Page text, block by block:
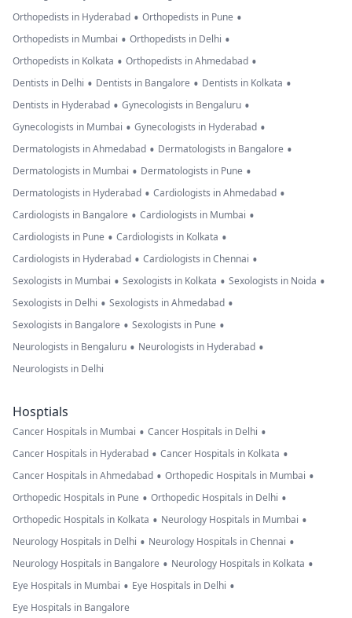
Orthopedists in Hyderabad • Orthopedists in Pune •
Orthopedists in Mumbai • Orthopedists in Delhi •
Orthopedists in Kolkata • Orthopedists in Ahmedabad •
Dentists in Delhi • Dentists in Bangalore • Dentists in Kolkata •
Dentists in Hyderabad • Gynecologists in Bengaluru •
Gynecologists in Mumbai • Gynecologists in Hyderabad •
Dermatologists in Ahmedabad • Dermatologists in Bangalore •
Dermatologists in Mumbai • Dermatologists in Pune •
Dermatologists in Hyderabad • Cardiologists in Ahmedabad •
Cardiologists in Bangalore • Cardiologists in Mumbai •
Cardiologists in Pune • Cardiologists in Kolkata •
Cardiologists in Hyderabad • Cardiologists in Chennai •
Sexologists in Mumbai • Sexologists in Kolkata • Sexologists in Noida •
Sexologists in Delhi • Sexologists in Ahmedabad •
Sexologists in Bangalore • Sexologists in Pune •
Neurologists in Bengaluru • Neurologists in Hyderabad •
Neurologists in Delhi
Hosptials
Cancer Hospitals in Mumbai • Cancer Hospitals in Delhi •
Cancer Hospitals in Hyderabad • Cancer Hospitals in Kolkata •
Cancer Hospitals in Ahmedabad • Orthopedic Hospitals in Mumbai •
Orthopedic Hospitals in Pune • Orthopedic Hospitals in Delhi •
Orthopedic Hospitals in Kolkata • Neurology Hospitals in Mumbai •
Neurology Hospitals in Delhi • Neurology Hospitals in Chennai •
Neurology Hospitals in Bangalore • Neurology Hospitals in Kolkata •
Eye Hospitals in Mumbai • Eye Hospitals in Delhi •
Eye Hospitals in Bangalore